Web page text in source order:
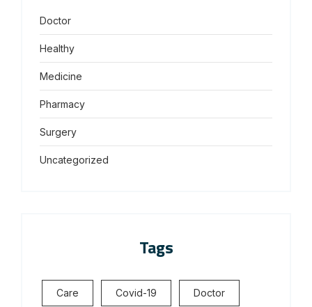
Doctor
Healthy
Medicine
Pharmacy
Surgery
Uncategorized
Tags
Care Covid-19 Doctor